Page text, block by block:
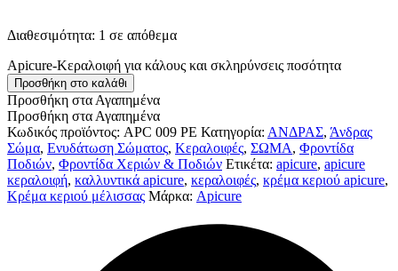
Διαθεσιμότητα: 1 σε απόθεμα
Apicure-Κεραλοιφή για κάλους και σκληρύνσεις ποσότητα
Προσθήκη στο καλάθι
Προσθήκη στα Αγαπημένα
Προσθήκη στα Αγαπημένα
Κωδικός προϊόντος: APC 009 PE Κατηγορία: ΑΝΔΡΑΣ, Άνδρας
Σώμα, Ενυδάτωση Σώματος, Κεραλοιφές, ΣΩΜΑ, Φροντίδα
Ποδιών, Φροντίδα Χεριών & Ποδιών Ετικέτα: apicure, apicure
κεραλοιφή, καλλυντικά apicure, κεραλοιφές, κρέμα κεριού apicure,
Κρέμα κεριού μέλισσας Μάρκα: Apicure